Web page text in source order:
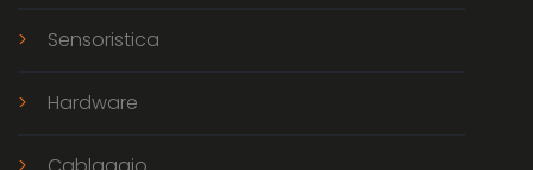
Sensoristica
Hardware